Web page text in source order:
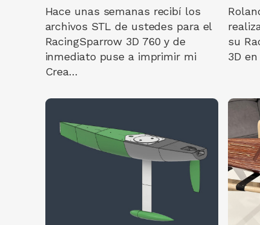
Hace unas semanas recibí los
archivos STL de ustedes para el
RacingSparrow 3D 760 y de
inmediato puse a imprimir mi
Crea…
su
3D